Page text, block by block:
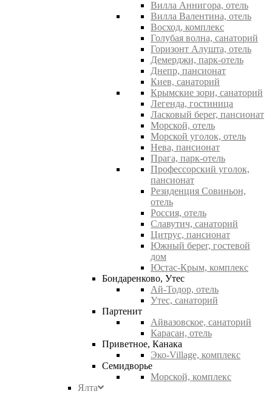
Вилла Аннигора, отель
Вилла Валентина, отель
Восход, комплекс
Голубая волна, санаторий
Горизонт Алушта, отель
Демерджи, парк-отель
Днепр, пансионат
Киев, санаторий
Крымские зори, санаторий
Легенда, гостиница
Ласковый берег, пансионат
Морской, отель
Морской уголок, отель
Нева, пансионат
Прага, парк-отель
Профессорский уголок,
пансионат
Резиденция Совиньон,
отель
Россия, отель
Славутич, санаторий
Цитрус, пансионат
Южный берег, гостевой
дом
Юстас-Крым, комплекс
Бондаренково, Утес
Ай-Тодор, отель
Утес, санаторий
Партенит
Айвазовское, санаторий
Карасан, отель
Приветное, Канака
Эко-Village, комплекс
Семидворье
Морской, комплекс
Ялта